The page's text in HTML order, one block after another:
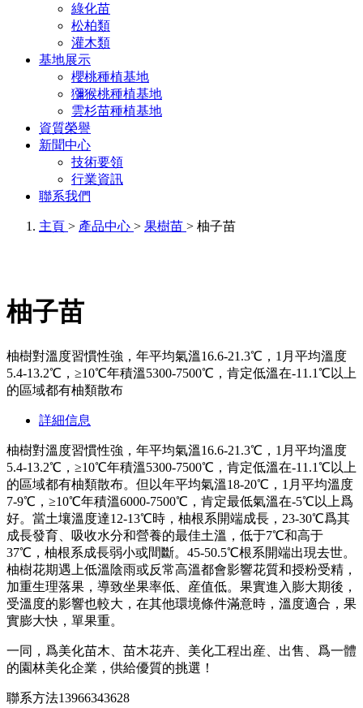
綠化苗
松柏類
灌木類
基地展示
櫻桃種植基地
獼猴桃種植基地
雲杉苗種植基地
資質榮譽
新聞中心
技術要領
行業資訊
聯系我們
主頁 > 產品中心 > 果樹苗 > 柚子苗
柚子苗
柚樹對溫度習慣性強，年平均氣溫16.6-21.3℃，1月平均溫度
5.4-13.2℃，≥10℃年積溫5300-7500℃，肯定低溫在-11.1℃以上
的區域都有柚類散布
詳細信息
柚樹對溫度習慣性強，年平均氣溫16.6-21.3℃，1月平均溫度
5.4-13.2℃，≥10℃年積溫5300-7500℃，肯定低溫在-11.1℃以上
的區域都有柚類散布。但以年平均氣溫18-20℃，1月平均溫度
7-9℃，≥10℃年積溫6000-7500℃，肯定最低氣溫在-5℃以上爲
好。當土壤溫度達12-13℃時，柚根系開端成長，23-30℃爲其
成長發育、吸收水分和營養的最佳土溫，低于7℃和高于
37℃，柚根系成長弱小或間斷。45-50.5℃根系開端出現去世。
柚樹花期遇上低溫陰雨或反常高溫都會影響花質和授粉受精，
加重生理落果，導致坐果率低、産值低。果實進入膨大期後，
受溫度的影響也較大，在其他環境條件滿意時，溫度適合，果
實膨大快，單果重。
一同，爲美化苗木、苗木花卉、美化工程出産、出售、爲一體
的園林美化企業，供給優質的挑選！
聯系方法13966343628